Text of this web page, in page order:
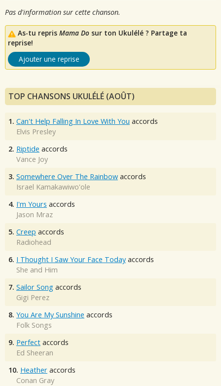
Pas d'information sur cette chanson.
As-tu repris Mama Do sur ton Ukulélé ? Partage ta
reprise!
Ajouter une reprise
TOP CHANSONS UKULÉLÉ (AOÛT)
1. Can't Help Falling In Love With You accords
Elvis Presley
2. Riptide accords
Vance Joy
3. Somewhere Over The Rainbow accords
Israel Kamakawiwo'ole
4. I'm Yours accords
Jason Mraz
5. Creep accords
Radiohead
6. I Thought I Saw Your Face Today accords
She and Him
7. Sailor Song accords
Gigi Perez
8. You Are My Sunshine accords
Folk Songs
9. Perfect accords
Ed Sheeran
10. Heather accords
Conan Gray